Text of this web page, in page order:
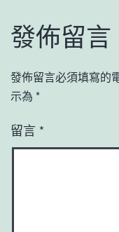
發佈留言
發佈留言必須填寫的
示為 *
留言 *